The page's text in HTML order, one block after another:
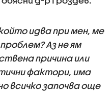
идва при мен, ме
Аз не ям
причина или
фактори, има
всичко започва още